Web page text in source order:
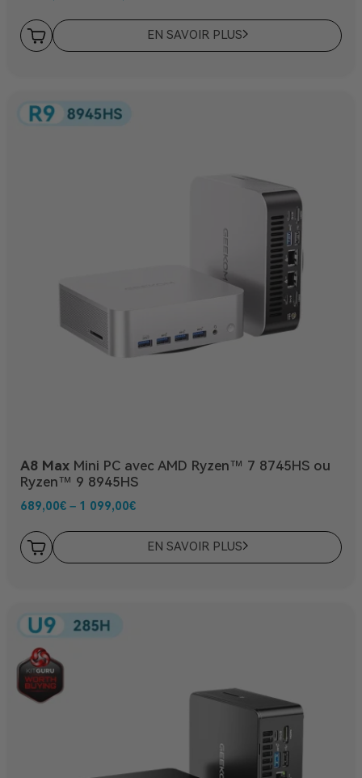
EN SAVOIR PLUS
A8 Max Mini PC avec AMD Ryzen™ 7 8745HS ou
Ryzen™ 9 8945HS
689,00€ – 1 099,00€
EN SAVOIR PLUS